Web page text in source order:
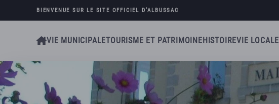
Skip to main content
BIENVENUE SUR LE SITE OFFICIEL D’ALBUSSAC
VIE MUNICIPALETOURISME ET PATRIMOINEHISTOIREVIE LOCALE